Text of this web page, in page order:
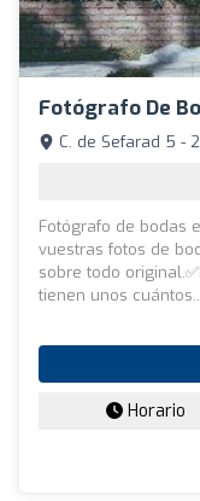
Fotógrafo De
C. de Sefarad 5 -
Fotógrafo de bodas
vuestras fotos de
sobre todo
tienen unos
Horario